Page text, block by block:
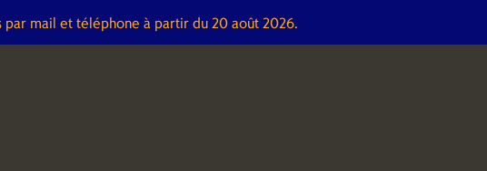
par mail et téléphone à partir du 20 août 2026.